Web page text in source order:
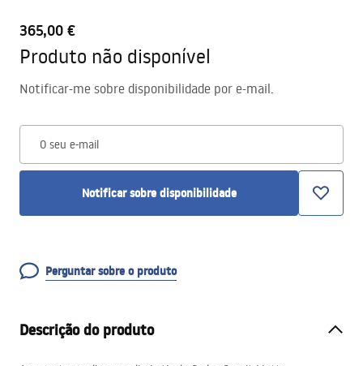
365,00 €
Produto não disponível
Notificar-me sobre disponibilidade por e-mail.
O seu e-mail
Notificar sobre disponibilidade
Perguntar sobre o produto
Descrição do produto